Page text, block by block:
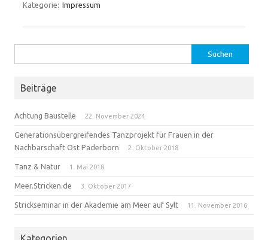
Kategorie: Impressum
nach:
Beiträge
Achtung Baustelle 22. November 2024
Generationsübergreifendes Tanzprojekt für Frauen in der
Nachbarschaft Ost Paderborn
2. Oktober 2018
Tanz & Natur 1. Mai 2018
Meer.Stricken.de 3. Oktober 2017
Strickseminar in der Akademie am Meer auf Sylt 11. November 2016